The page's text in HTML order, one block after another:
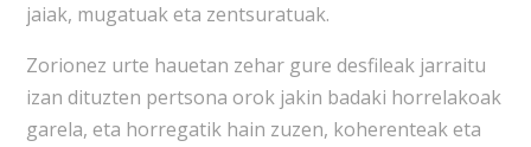
jaiak, mugatuak eta zentsuratuak.
Zorionez urte hauetan zehar gure desfileak jarraitu
izan dituzten pertsona orok jakin badaki horrelakoak
garela, eta horregatik hain zuzen, koherenteak eta